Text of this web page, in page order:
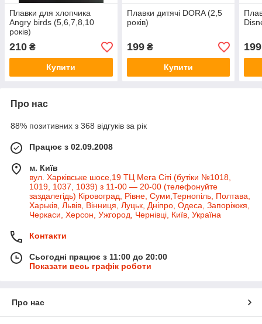
Плавки для хлопчика
Angry birds (5,6,7,8,10
років)
210 ₴
Купити
Плавки дитячі DORA (2,5
років)
199₴
Купити
199
Про нас
88% позитивних з 368 відгуків за рік
Працює з 02.09.2008
м. Київ
вул. Харківське шосе,19 ТЦ Мега Сіті (бутіки №1018,
1019, 1037, 1039) з 11-00 — 20-00 (телефонуйте
заздалегідь) Кіровоград, Рівне, Суми,Тернопіль, Полтава,
Харьків, Львів, Вінниця, Луцьк, Дніпро, Одеса, Запоріжжя,
Черкаси, Херсон, Ужгород, Чернівці, Київ, Україна
Контакти
Сьогодні працює з 11:00 до 20:00
Показати весь графік роботи
Про нас